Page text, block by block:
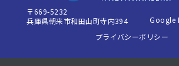
〒669-5232
兵庫県朝来市和田山町寺内394
Google
プライバシーポリシー